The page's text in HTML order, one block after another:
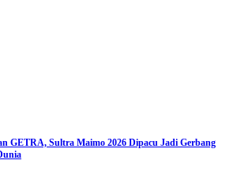
GETRA, Sultra Maimo 2026 Dipacu Jadi Gerbang